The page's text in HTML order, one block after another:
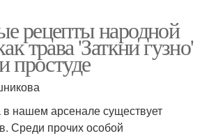
рецепты народной
трава 'Заткни гузно'
простуде
нашем арсенале существует
Среди прочих особой